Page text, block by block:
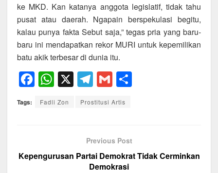
ke MKD. Kan katanya anggota legislatif, tidak tahu
pusat atau daerah. Ngapain berspekulasi begitu,
kalau punya fakta Sebut saja,” tegas pria yang baru-
baru ini mendapatkan rekor MURI untuk kepemilikan
batu akik terbesar di dunia itu.
F
a
c
o
W
h
at
p
X T
el
e
a
m
G
m
ail
Tags: Fadli Zon Prostitusi Artis
Previous Post
Kepengurusan Partai Demokrat Tidak Cerminkan
Demokrasi